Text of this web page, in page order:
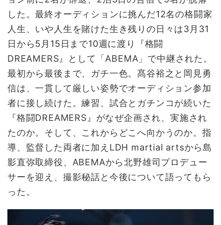
した。最終オーディションに挑んだ12名の格闘家
人生、いや人生を賭けた生き残りの日々は3月31
日から5月15日まで10週に渡り『格闘
DREAMERS』として「ABEMA」で中継された。
最初から最後まで、ガチ一色。髙谷裕之と岡見勇
信は、一貫して厳しい姿勢でオーディション参加
者に接し続けた。練習、試合とガチンコが続いた
『格闘DREAMERS』がなぜ企画され、実施され
たのか。そして、これからどこへ向かうのか。指
導、監督した両者に加えLDH martial artsから島
影直弥取締役、ABEMAから北野雄司プロデュー
サーを迎え、撮影秘話と今後について語ってもら
った。